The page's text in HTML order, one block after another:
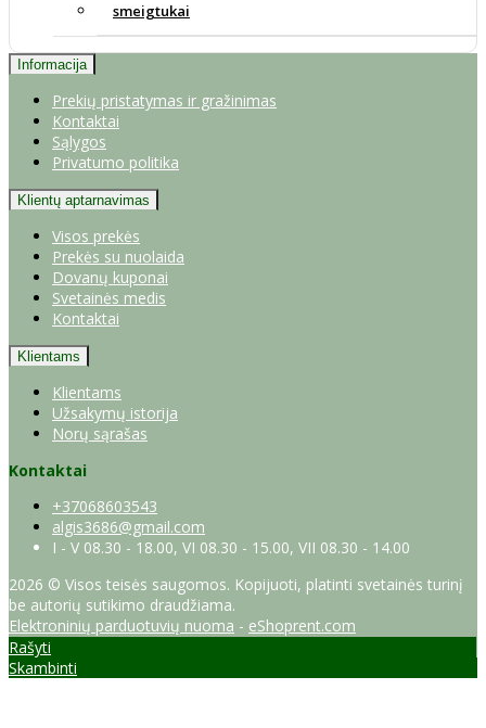
smeigtukai
Informacija
Prekių pristatymas ir gražinimas
Kontaktai
Sąlygos
Privatumo politika
Klientų aptarnavimas
Visos prekės
Prekės su nuolaida
Dovanų kuponai
Svetainės medis
Kontaktai
Klientams
Klientams
Užsakymų istorija
Norų sąrašas
Kontaktai
+37068603543
algis3686@gmail.com
I - V 08.30 - 18.00, VI 08.30 - 15.00, VII 08.30 - 14.00
2026 © Visos teisės saugomos. Kopijuoti, platinti svetainės turinį
be autorių sutikimo draudžiama.
Elektroninių parduotuvių nuoma - eShoprent.com
Rašyti
Skambinti